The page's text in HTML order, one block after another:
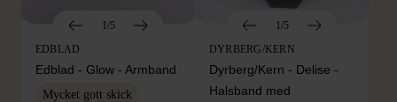
1/5
EDBLAD
Edblad - Glow - Armband
Mycket gott skick
1/5
DYRBERG/KERN
Dyrberg/Kern - Delise -
Halsband med